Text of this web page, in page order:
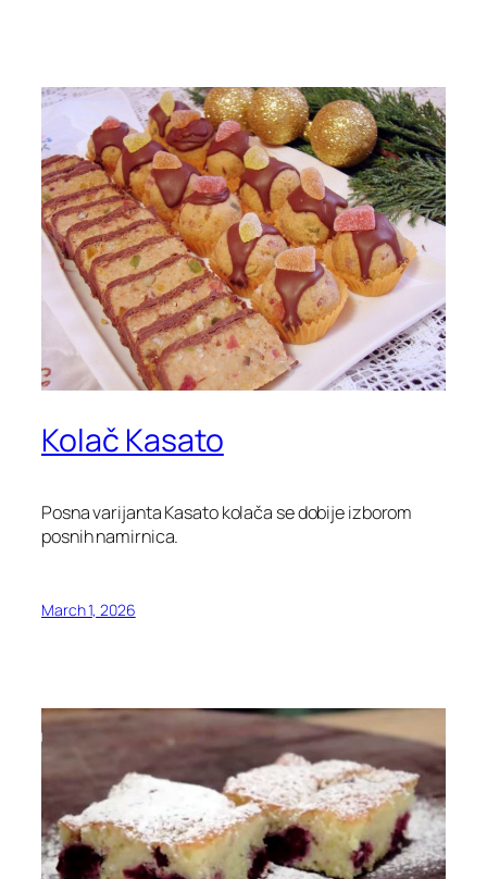
Kolač Kasato
Posna varijanta Kasato kolača se dobije izborom
posnih namirnica.
March 1, 2026